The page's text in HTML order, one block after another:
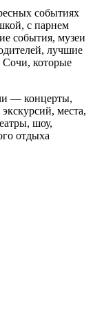
событиях
с парнем
события, музеи
лучшие
Сочи, которые
— концерты,
места,
шоу,
отдыха